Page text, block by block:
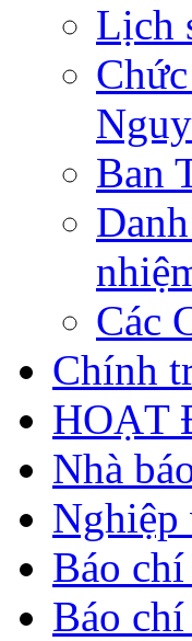
Lịch
Ban
Các
Chính
HOẠT
Nhà
Nghiệp
Báo
Báo